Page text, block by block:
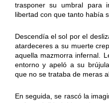
trasponer su umbral para
libertad con que tanto había
Descendía el sol por el
atardeceres a su muerte
aquella mazmorra infernal.
entorno y apeló a su
que no se trataba de meras
En seguida, se rascó la